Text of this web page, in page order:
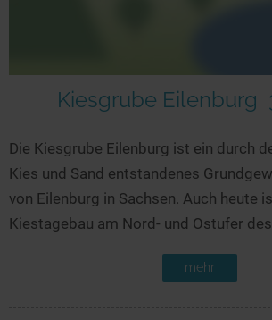
Kiesgrube Eilenburg
Die Kiesgrube Eilenburg ist ein durch
Kies und Sand entstandenes
von Eilenburg in Sachsen. Auch heute
Kiestagebau am Nord- und Ostufer
mehr